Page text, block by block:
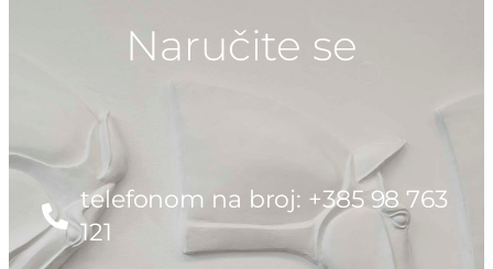
Naručite se
telefonom na broj: +385 98 763
121